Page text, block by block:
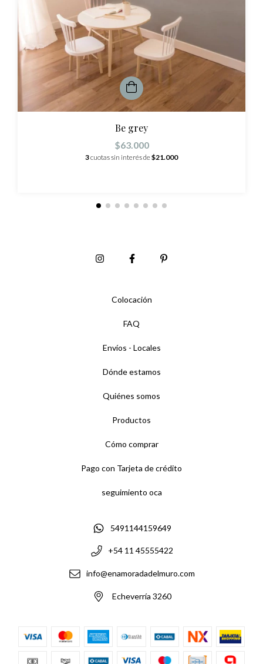
Be grey
$63.000
3cuotas sin interés de$21.000
Colocación
FAQ
Envíos - Locales
Dónde estamos
Quiénes somos
Productos
Cómo comprar
Pago con Tarjeta de crédito
seguimiento oca
5491144159649
+54 11 45555422
info@enamoradadelmuro.com
Echeverría 3260